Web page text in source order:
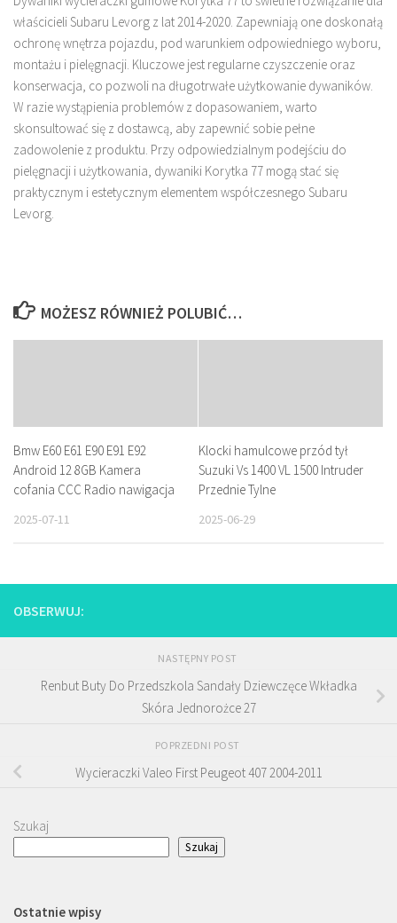
właścicieli Subaru Levorg z lat 2014-2020. Zapewniają one doskonałą
ochronę wnętrza pojazdu, pod warunkiem odpowiedniego wyboru,
montażu i pielęgnacji. Kluczowe jest regularne czyszczenie oraz
konserwacja, co pozwoli na długotrwałe użytkowanie dywaników.
W razie wystąpienia problemów z dopasowaniem, warto
skonsultować się z dostawcą, aby zapewnić sobie pełne
zadowolenie z produktu. Przy odpowiedzialnym podejściu do
pielęgnacji i użytkowania, dywaniki Korytka 77 mogą stać się
praktycznym i estetycznym elementem współczesnego Subaru
Levorg.
MOŻESZ RÓWNIEŻ POLUBIĆ…
Bmw E60 E61 E90 E91 E92
Android 12 8GB Kamera
cofania CCC Radio nawigacja
2025-07-11
Klocki hamulcowe przód tył
Suzuki Vs 1400 VL 1500 Intruder
Przednie Tylne
2025-06-29
OBSERWUJ:
NASTĘPNY POST
Renbut Buty Do Przedszkola Sandały Dziewczęce Wkładka
Skóra Jednorożce 27
POPRZEDNI POST
Wycieraczki Valeo First Peugeot 407 2004-2011
Szukaj
Szukaj
Ostatnie wpisy